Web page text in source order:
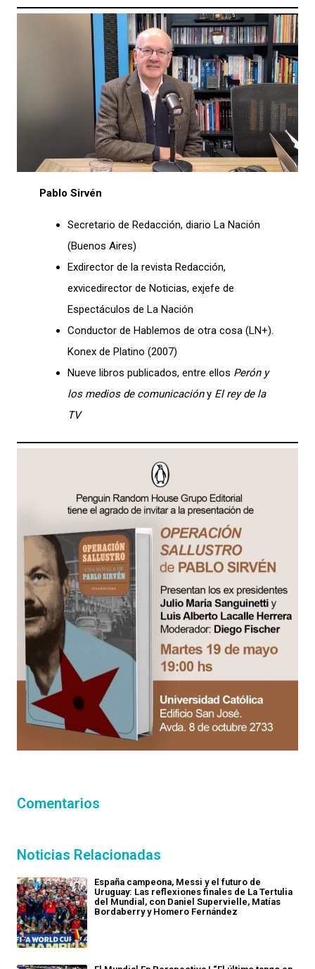
Pablo Sirvén
Secretario de Redacción, diario La Nación
(Buenos Aires)
Exdirector de la revista Redacción,
exvicedirector de Noticias, exjefe de
Espectáculos de La Nación
Conductor de Hablemos de otra cosa (LN+).
Konex de Platino (2007)
Nueve libros publicados, entre ellos Perón y
los medios de comunicacióny El rey de la
TV
Comentarios
Noticias Relacionadas
España campeona, Messi y el futuro de
Uruguay: Las reflexiones finales de La Tertulia
del Mundial, con Daniel Supervielle, Matías
Bordaberry y Homero Fernández